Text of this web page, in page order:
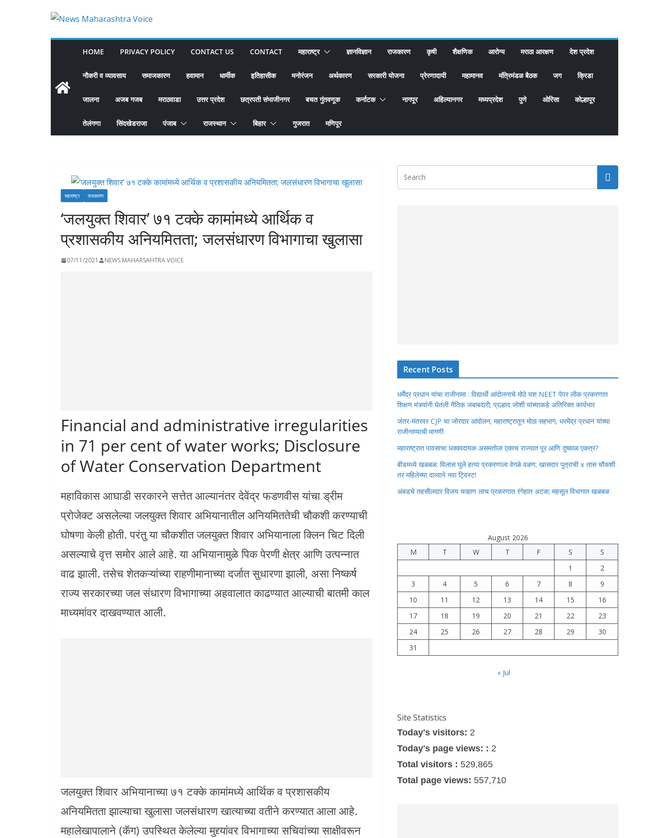
HOME PRIVACY POLICY CONTACT US CONTACT महाराष्ट्र ज्ञानविज्ञान राजकारण कृषी शैक्षणिक आरोग्य मराठा आरक्षण देश प्रदेश
नौकरी व व्यावसाय समाजकारण हवामान धार्मीक इतिहासीक मनोरंजन अर्थकारण सरकारी योजना प्रेरणादायी महामानव मंत्रिमंडळ बैठक जग क्रिडा
जालना अजब गजब मराठवाडा उत्तर प्रदेश छत्रपती संभाजीनगर बचत गुंतवणूक कर्नाटक नागपूर अहिल्यानगर मध्यप्रदेश पुणे ओरिसा कोल्हापूर
तेलंगणा सिंदखेडराजा पंजाब राजस्थान बिहार गुजरात मणिपूर
महाराष्ट्र राजकारण
‘जलयुक्त शिवार’ ७१ टक्के कामांमध्ये आर्थिक व
प्रशासकीय अनियमितता; जलसंधारण विभागाचा खुलासा
07/11/2021 NEWS MAHARSAHTRA VOICE
Financial and administrative irregularities
in 71 per cent of water works; Disclosure
of Water Conservation Department
महाविकास आघाडी सरकारने सत्तेत आल्यानंतर देवेंद्र फडणवीस यांचा ड्रीम
प्रोजेक्ट असलेल्या जलयुक्त शिवार अभियानातील अनियमिततेची चौकशी करण्याची
घोषणा केली होती. परंतु या चौकशीत जलयुक्त शिवार अभियानाला क्लिन चिट दिली
असल्याचे वृत्त समोर आले आहे. या अभियानामुळे पिक पेरणी क्षेत्र आणि उत्पन्नात
वाढ झाली. तसेच शेतकऱ्यांच्या राहणीमानाच्या दर्जात सुधारणा झाली, असा निष्कर्ष
राज्य सरकारच्या जल संधारण विभागाच्या अहवालात काढण्यात आल्याची बातमी काल
माध्यमांवर दाखवण्यात आली.
जलयुक्त शिवार अभियानाच्या ७१ टक्के कामांमध्ये आर्थिक व प्रशासकीय
अनियमितता झाल्याचा खुलासा जलसंधारण खात्याच्या वतीने करण्यात आला आहे.
महालेखापालाने (कॅग) उपस्थित केलेल्या मुद्द्यांवर विभागाच्या सचिवांच्या साक्षीवरून
Recent Posts
धर्मेंद्र प्रधान यांचा राजीनामा : विद्यार्थी आंदोलनाचे मोठे यश NEET पेपर लीक प्रकरणात
शिक्षण मंत्र्यांनी घेतली नैतिक जबाबदारी; प्रल्हाद जोशी यांच्याकडे अतिरिक्त कार्यभार
जंतर-मंतरवर CJP चा जोरदार आंदोलन; महाराष्ट्रातून मोठा सहभाग, धरमेंद्र प्रधान यांच्या
राजीनाम्याची मागणी
महाराष्ट्रात पावसाचा धक्कादायक असमतोल! एकाच राज्यात पूर आणि दुष्काळ एकत्र?
बीडमध्ये खळबळ: विलास घुले हत्या प्रकरणाला वेगळे वळण; खासदार पुत्राची ४ तास चौकशी
तर महिलेच्या दाव्याने नवा ट्विस्ट!
अंबडचे तहसीलदार विजय चव्हाण लाच प्रकरणात रंगेहात अटक; महसूल विभागात खळबळ
August 2026
M
T W T F S
S
1
2
3
4 5 6 7 8
9
10
11 12 13 14 15
16
17
18 19 20 21 22
23
24
25 26 27 28 29
30
31
« Jul
Site Statistics
Today's visitors: 2
Today's page views: : 2
Total visitors : 529,865
Total page views: 557,710